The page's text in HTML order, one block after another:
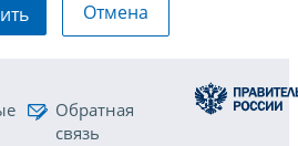
Отмена
Обратная
связь